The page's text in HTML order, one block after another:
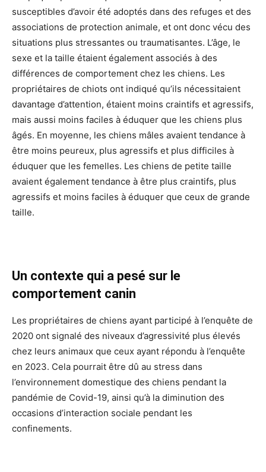
susceptibles d’avoir été adoptés dans des refuges et des
associations de protection animale, et ont donc vécu des
situations plus stressantes ou traumatisantes. L’âge, le
sexe et la taille étaient également associés à des
différences de comportement chez les chiens. Les
propriétaires de chiots ont indiqué qu’ils nécessitaient
davantage d’attention, étaient moins craintifs et agressifs,
mais aussi moins faciles à éduquer que les chiens plus
âgés. En moyenne, les chiens mâles avaient tendance à
être moins peureux, plus agressifs et plus difficiles à
éduquer que les femelles. Les chiens de petite taille
avaient également tendance à être plus craintifs, plus
agressifs et moins faciles à éduquer que ceux de grande
taille.
Un contexte qui a pesé sur le
comportement canin
Les propriétaires de chiens ayant participé à l’enquête de
2020 ont signalé des niveaux d’agressivité plus élevés
chez leurs animaux que ceux ayant répondu à l’enquête
en 2023. Cela pourrait être dû au stress dans
l’environnement domestique des chiens pendant la
pandémie de Covid-19, ainsi qu’à la diminution des
occasions d’interaction sociale pendant les
confinements.